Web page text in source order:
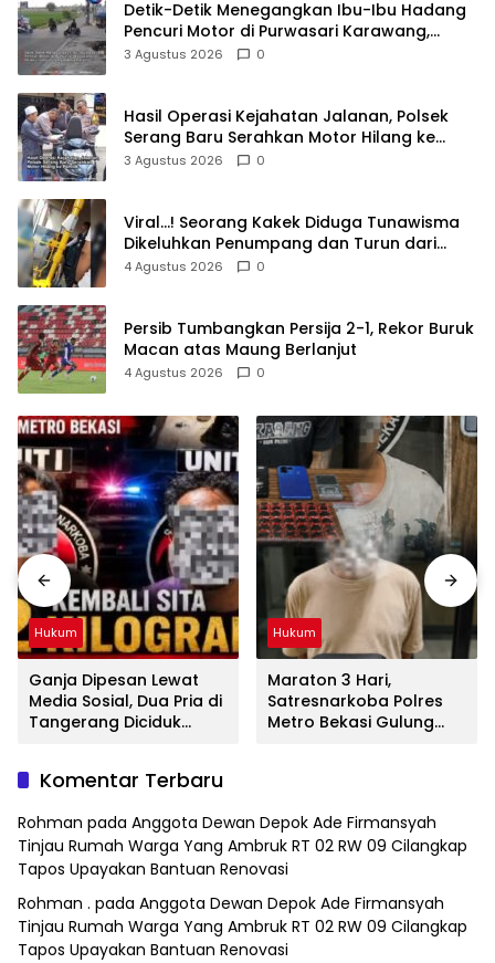
Detik-Detik Menegangkan Ibu-Ibu Hadang
Pencuri Motor di Purwasari Karawang,
Pelaku Lolos di Tengah Keramaian!
3 Agustus 2026 0
Hasil Operasi Kejahatan Jalanan, Polsek
Serang Baru Serahkan Motor Hilang ke
Pemilik
3 Agustus 2026 0
Viral…! Seorang Kakek Diduga Tunawisma
Dikeluhkan Penumpang dan Turun dari
TransJakarta Karena Bau Badan
4 Agustus 2026 0
Persib Tumbangkan Persija 2-1, Rekor Buruk
Macan atas Maung Berlanjut
4 Agustus 2026 0
Hukum
Ganja Dipesan Lewat
Media Sosial, Dua Pria di
Tangerang Diciduk
Hukum
Maraton 3 Hari,
Satresnarkoba Polres
Metro Bekasi Gulung
Komentar Terbaru
Rohman pada Anggota Dewan Depok Ade Firmansyah
Tinjau Rumah Warga Yang Ambruk RT 02 RW 09 Cilangkap
Tapos Upayakan Bantuan Renovasi
Rohman . pada Anggota Dewan Depok Ade Firmansyah
Tinjau Rumah Warga Yang Ambruk RT 02 RW 09 Cilangkap
Tapos Upayakan Bantuan Renovasi